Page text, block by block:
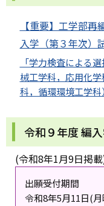
【重要】工学部
入学（第３年次）
「学力検査による
械工学科，応用化
科，循環環境工学科）
令和９年度 編
(令和8年1月9日掲
出願受付期間
令和8年5月11日(